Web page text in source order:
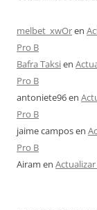
melbet_xwOren
Pro B
Bafra Taksien
Pro B
antoniete96en
Pro B
jaime camposen
Pro B
Airam en